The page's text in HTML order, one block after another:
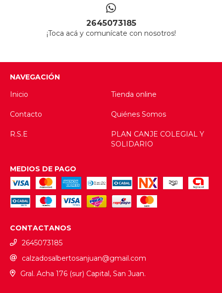
2645073185
¡Toca acá y comunícate con nosotros!
NAVEGACIÓN
Inicio
Tienda online
Contacto Quiénes Somos
R.S.E
PLAN CANJE COLEGIAL Y
SOLIDARIO
MEDIOS DE PAGO
CONTACTANOS
2645073185
calzadosalbertosanjuan@gmail.com
Gral. Acha 176 (sur) Capital, San Juan.